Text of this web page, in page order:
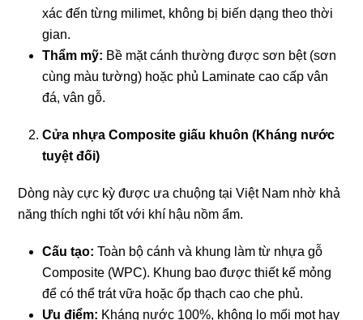
xác đến từng milimet, không bị biến dạng theo thời
gian.
Thẩm mỹ: Bề mặt cánh thường được sơn bệt (sơn
cùng màu tường) hoặc phủ Laminate cao cấp vân
đá, vân gỗ.
Cửa nhựa Composite giấu khuôn (Kháng nước
tuyệt đối)
Dòng này cực kỳ được ưa chuộng tại Việt Nam nhờ khả
năng thích nghi tốt với khí hậu nồm ẩm.
Cấu tạo: Toàn bộ cánh và khung làm từ nhựa gỗ
Composite (WPC). Khung bao được thiết kế mỏng
để có thể trát vữa hoặc ốp thạch cao che phủ.
Ưu điểm: Kháng nước 100%, không lo mối mọt hay